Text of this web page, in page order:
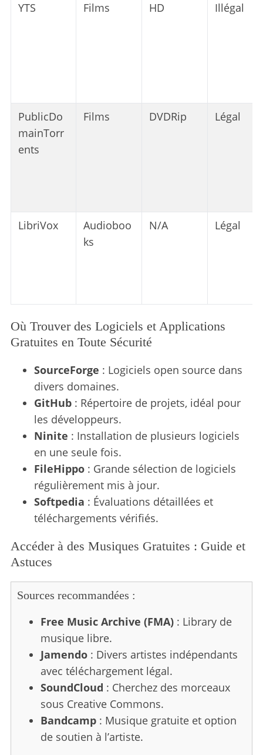
YTS Films HD Illégal
PublicDo
mainTorr
ents
Films DVDRip Légal
LibriVox
Audioboo
ks
N/A Légal
Où Trouver des Logiciels et Applications
Gratuites en Toute Sécurité
SourceForge : Logiciels open source dans
divers domaines.
GitHub: Répertoire de projets, idéal pour
les développeurs.
Ninite : Installation de plusieurs logiciels
en une seule fois.
FileHippo: Grande sélection de logiciels
régulièrement mis à jour.
Softpedia : Évaluations détaillées et
téléchargements vérifiés.
Accéder à des Musiques Gratuites : Guide et
Astuces
Sources recommandées :
Free Music Archive (FMA): Library de
musique libre.
Jamendo: Divers artistes indépendants
avec téléchargement légal.
SoundCloud : Cherchez des morceaux
sous Creative Commons.
Bandcamp: Musique gratuite et option
de soutien à l’artiste.